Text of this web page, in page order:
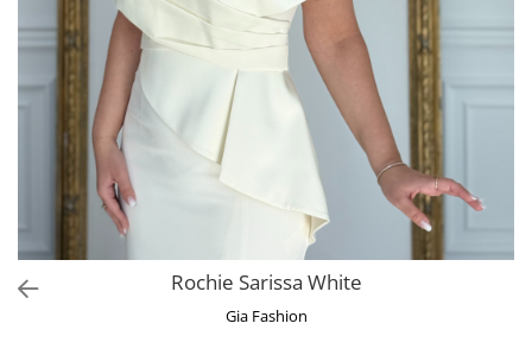
Bluze
Pantaloni
Blanuri
Sacouri
Tricouri
Traditional
Rochie Sarissa White
Gia Fashion